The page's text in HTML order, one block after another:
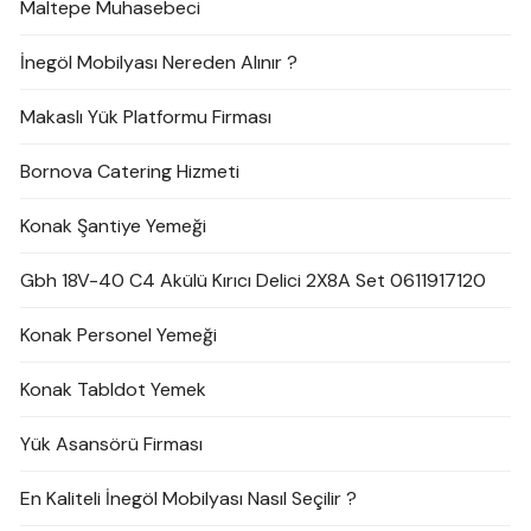
Maltepe Muhasebeci
İnegöl Mobilyası Nereden Alınır ?
Makaslı Yük Platformu Firması
Bornova Catering Hizmeti
Konak Şantiye Yemeği
Gbh 18V-40 C4 Akülü Kırıcı Delici 2X8A Set 0611917120
Konak Personel Yemeği
Konak Tabldot Yemek
Yük Asansörü Firması
En Kaliteli İnegöl Mobilyası Nasıl Seçilir ?